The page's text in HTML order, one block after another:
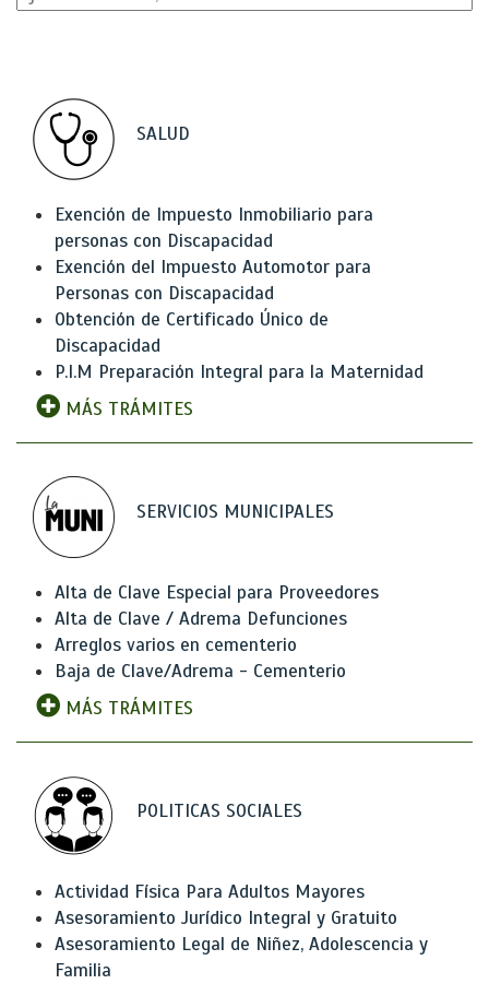
SALUD
Exención de Impuesto Inmobiliario para
personas con Discapacidad
Exención del Impuesto Automotor para
Personas con Discapacidad
Obtención de Certificado Único de
Discapacidad
P.I.M Preparación Integral para la Maternidad
MÁS TRÁMITES
SERVICIOS MUNICIPALES
Alta de Clave Especial para Proveedores
Alta de Clave / Adrema Defunciones
Arreglos varios en cementerio
Baja de Clave/Adrema - Cementerio
MÁS TRÁMITES
POLITICAS SOCIALES
Actividad Física Para Adultos Mayores
Asesoramiento Jurídico Integral y Gratuito
Asesoramiento Legal de Niñez, Adolescencia y
Familia